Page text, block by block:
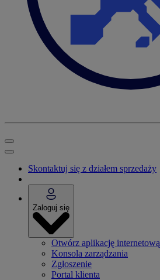
Skontaktuj się z działem sprzedaży
Zaloguj się
Otwórz aplikację internetową
Konsola zarządzania
Zgłoszenie
Portal klienta